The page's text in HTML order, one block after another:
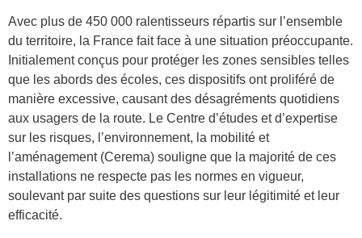
Avec plus de 450 000 ralentisseurs répartis sur l’ensemble
du territoire, la France fait face à une situation préoccupante.
Initialement conçus pour protéger les zones sensibles telles
que les abords des écoles, ces dispositifs ont proliféré de
manière excessive, causant des désagréments quotidiens
aux usagers de la route. Le Centre d’études et d’expertise
sur les risques, l’environnement, la mobilité et
l’aménagement (Cerema) souligne que la majorité de ces
installations ne respecte pas les normes en vigueur,
soulevant par suite des questions sur leur légitimité et leur
efficacité.